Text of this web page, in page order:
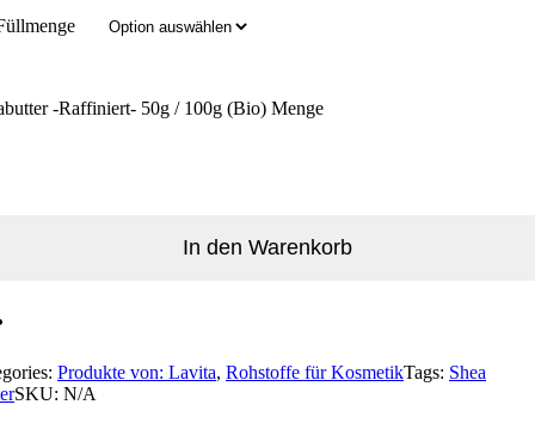
-Raffiniert- 50g / 100g (Bio) Menge
In den Warenkorb
Produkte von: Lavita, Rohstoffe für KosmetikTags: Shea
SKU: N/A